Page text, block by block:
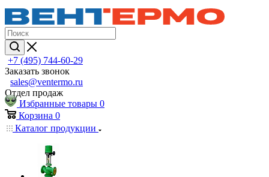
+7 (495) 744-60-29
Заказать звонок
sales@ventermo.ru
Отдел продаж
Избранные товары 0
Корзина 0
Каталог продукции